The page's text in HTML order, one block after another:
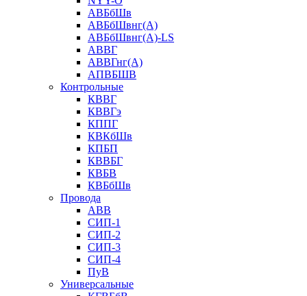
АВБбШв
АВБбШвнг(А)
АВБбШвнг(А)-LS
АВВГ
АВВГнг(А)
АПВБШВ
Контрольные
КВВГ
КВВГэ
КППГ
КВКбШв
КПБП
КВВБГ
КВБВ
КВБбШв
Провода
АВВ
СИП-1
СИП-2
СИП-3
СИП-4
ПуВ
Универсальные